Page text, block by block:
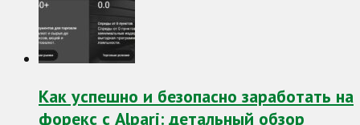
Как успешно и безопасно заработать на
форекс с Alpari: детальный обзор